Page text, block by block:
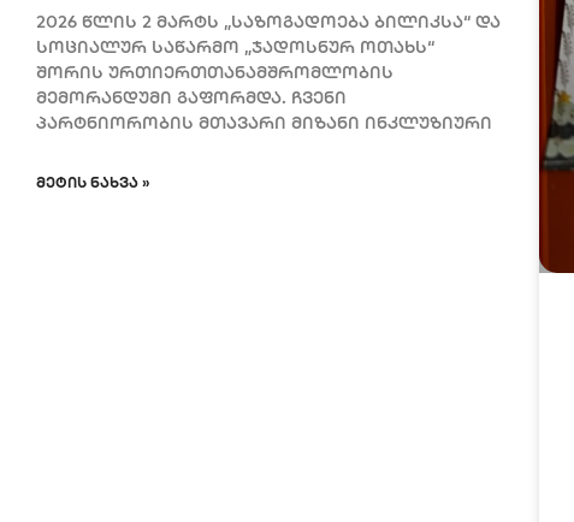
2026 წლის 2 მარტს „საზოგადოება ბილიკსა“ და
სოციალურ საწარმო „ჯადოსნურ ოთახს“
შორის ურთიერთთანამშრომლობის
მემორანდუმი გაფორმდა. ჩვენი
პარტნიორობის მთავარი მიზანი ინკლუზიური
ᲛᲔᲢᲘᲡ ᲜᲐᲮᲕᲐ »